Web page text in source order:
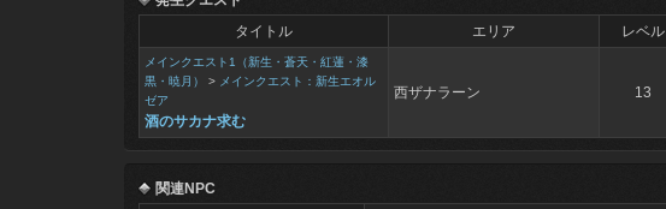
タイトル
エリア レベル
メインクエスト1（新生・蒼天・紅蓮・漆
黒・暁月）
> メインクエスト：新生エオル
ゼア
酒のサカナ求む
西ザナラーン 13
関連NPC